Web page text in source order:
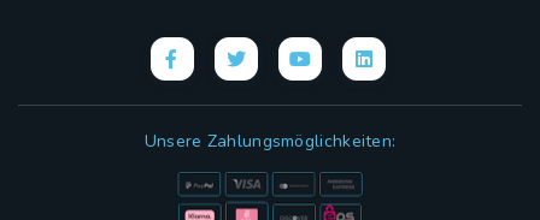
Unsere Zahlungsmöglichkeiten: